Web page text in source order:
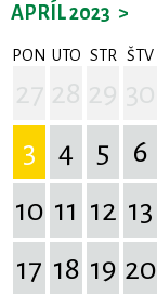
APRÍL 2023 >
PON UTO STR ŠTV
3
4 5 6
10 11 12 13
17 18 19 20